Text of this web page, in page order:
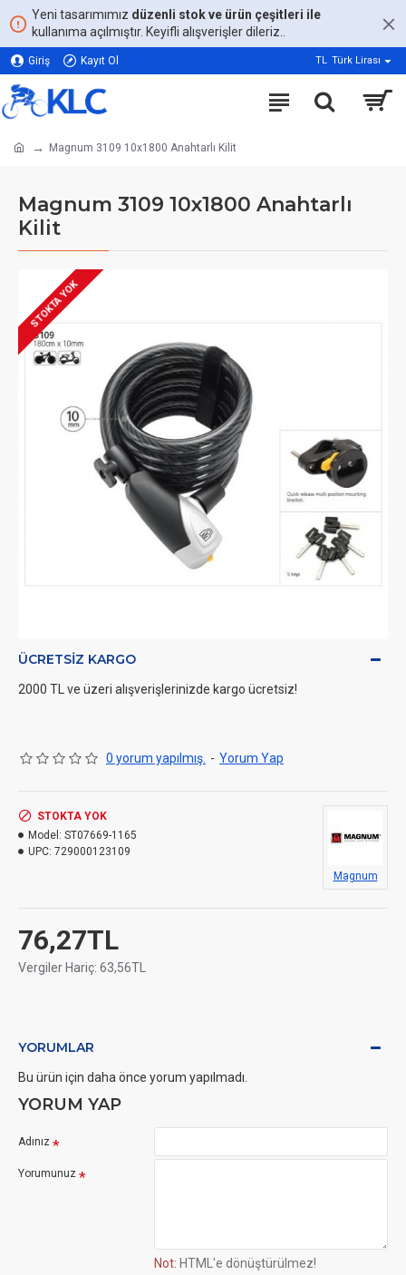
Yeni tasarımımız düzenli stok ve ürün çeşitleri ile
kullanıma açılmıştır. Keyifli alışverişler dileriz..
Giriş Kayıt Ol TL Türk Lirası
Magnum 3109 10x1800 Anahtarlı Kilit
Magnum 3109 10x1800 Anahtarlı
Kilit
STOKTA YOK
ÜCRETSIZ KARGO
2000 TL ve üzeri alışverişlerinizde kargo ücretsiz!
0 yorum yapılmış. - Yorum Yap
76,27TL
Vergiler Hariç: 63,56TL
STOKTA YOK
Model: ST07669-1165
UPC: 729000123109
Magnum
YORUMLAR
Bu ürün için daha önce yorum yapılmadı.
YORUM YAP
Adınız
Yorumunuz
Not: HTML'e dönüştürülmez!